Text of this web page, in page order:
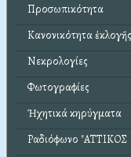
Προσωπικότητα
Κανονικότητα ἐκλογῆς
Νεκρολογίες
Φωτογραφίες
Ἠχητικά κηρύγματα
Ραδιόφωνο